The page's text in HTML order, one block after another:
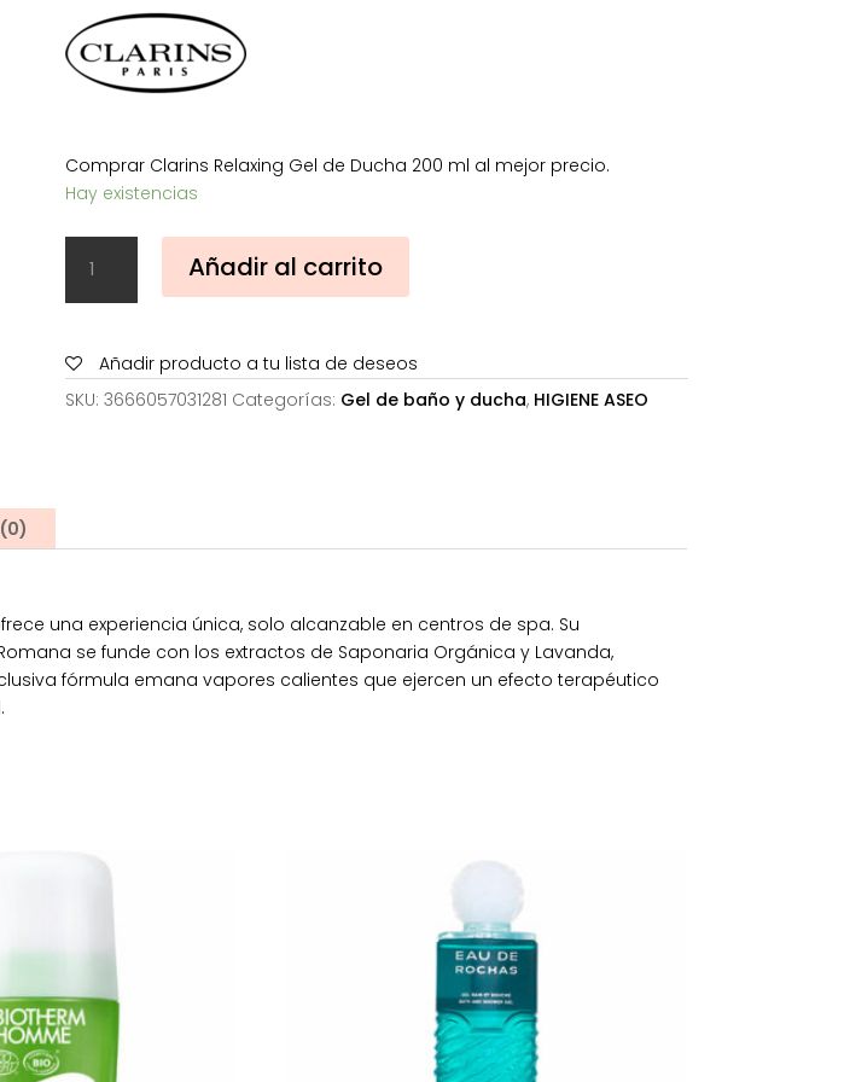
28,00€.
Comprar Clarins Relaxing Gel de Ducha 200 ml al mejor precio.
Hay existencias
Relaxing
Gel
Ducha
200
Añadir al carrito
Añadir producto a tu lista de deseos
SKU: 3666057031281 Categorías: Gel de baño y ducha, HIGIENE ASEO
(0)
una experiencia única, solo alcanzable en centros de spa. Su
se funde con los extractos de Saponaria Orgánica y Lavanda,
fórmula emana vapores calientes que ejercen un efecto terapéutico